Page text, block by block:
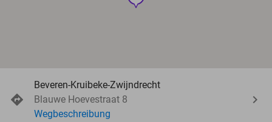
Beveren-Kruibeke-Zwijndrecht
Blauwe Hoevestraat 8
Wegbeschreibung